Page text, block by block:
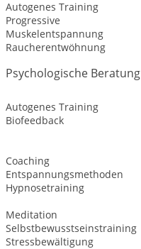
Autogenes Training
Progressive
Muskelentspannung
Raucherentwöhnung
Psychologische Beratung
Autogenes Training
Biofeedback
Coaching
Entspannungsmethoden
Hypnosetraining
Meditation
Selbstbewusstseinstraining
Stressbewältigung